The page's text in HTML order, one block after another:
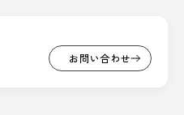
お問い合わせ